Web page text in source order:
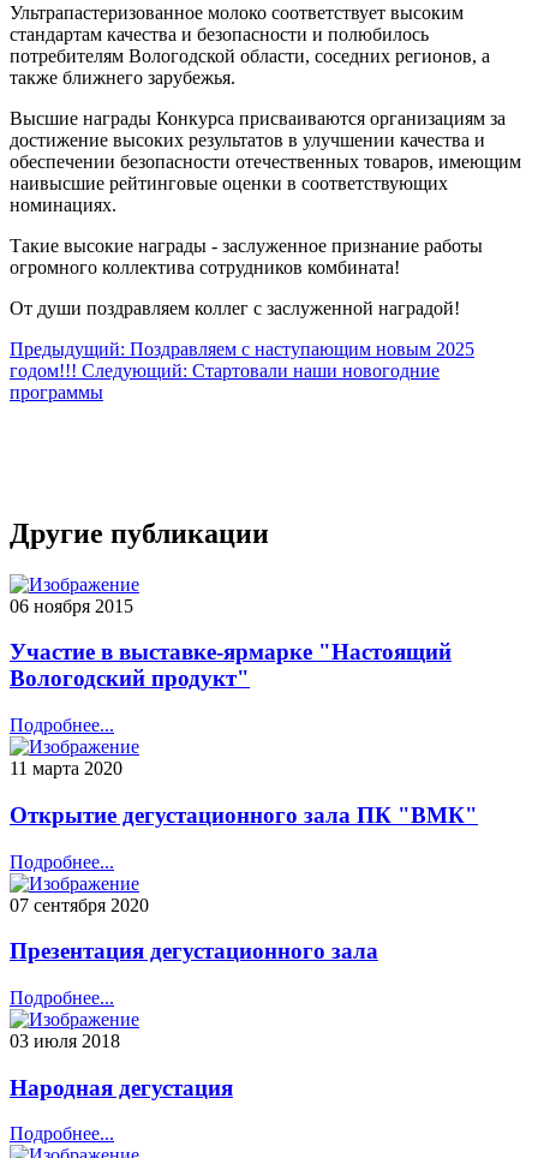
Ультрапастеризованное молоко соответствует высоким
стандартам качества и безопасности и полюбилось
потребителям Вологодской области, соседних регионов, а
также ближнего зарубежья.
Высшие награды Конкурса присваиваются организациям за
достижение высоких результатов в улучшении качества и
обеспечении безопасности отечественных товаров, имеющим
наивысшие рейтинговые оценки в соответствующих
номинациях.
Такие высокие награды - заслуженное признание работы
огромного коллектива сотрудников комбината!
От души поздравляем коллег с заслуженной наградой!
Предыдущий: Поздравляем с наступающим новым 2025
годом!!! Следующий: Стартовали наши новогодние
программы
Другие публикации
06 ноября 2015
Участие в выставке-ярмарке "Настоящий
Вологодский продукт"
Подробнее...
11 марта 2020
Открытие дегустационного зала ПК "ВМК"
Подробнее...
07 сентября 2020
Презентация дегустационного зала
Подробнее...
03 июля 2018
Народная дегустация
Подробнее...